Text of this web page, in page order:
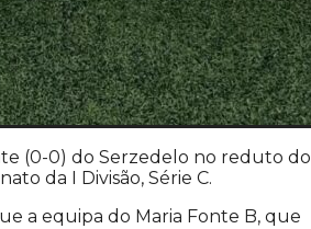
(0-0) do Serzedelo no reduto do
da I Divisão, Série C.
a equipa do Maria Fonte B, que